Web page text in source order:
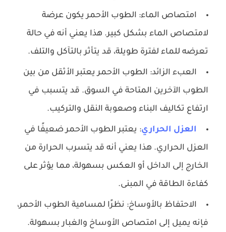
امتصاص الماء: الطوب الأحمر يكون عرضة
لامتصاص الماء بشكل كبير. هذا يعني أنه في حالة
تعرضه للماء لفترة طويلة، قد يتأثر بالتآكل والتلف.
العبء الزائد: الطوب الأحمر يعتبر الأثقل من بين
الطوب الآخرين المتاحة في السوق. قد يتسبب في
ارتفاع تكاليف البناء وصعوبة النقل والتركيب.
العزل الحراري: يعتبر الطوب الأحمر ضعيفًا في
العزل الحراري. هذا يعني أنه قد يتسرب الحرارة من
الخارج إلى الداخل أو العكس بسهولة، مما يؤثر على
كفاءة الطاقة في المبنى.
الاحتفاظ بالأوساخ: نظرًا لمسامية الطوب الأحمر،
فإنه يميل إلى امتصاص الأوساخ والغبار بسهولة.